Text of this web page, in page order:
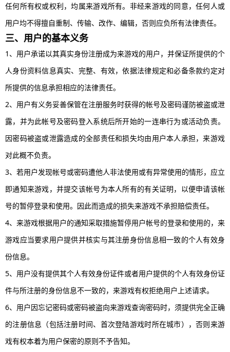
任何所有权或权利，均属来游戏所有。非经来游戏的同意，任何人或
用户均不得擅自重制、传输、改作、编辑，否则应负所有法律责任。
三、用户的基本义务
1、用户承诺以其真实身份注册成为来游戏的用户，并保证所提供的个
人身份资料信息真实、完整、有效，依据法律规定和必备条款约定对
所提供的信息承担相应的法律责任。
2、用户有义务妥善保管在注册服务时获得的帐号及密码谨防被盗或泄
露，并为此帐号及密码登入系统后所开始的一连串行为或活动负责。
因密码被盗或泄露造成的全部责任和损失均由用户本人承担，来游戏
对此概不负责。
3、若用户发现帐号或密码遭他人非法使用或有异常使用的情形，应立
即通知来游戏，并提交该帐号为本人所有的有关证明，以便申请该帐
号的暂停登录和使用。因此而造成的损失来游戏不承担赔偿责任。
4、来游戏根据用户的通知采取措施暂停用户帐号的登录和使用的，来
游戏应当要求用户提供并核实与其注册身份信息相一致的个人有效身
份信息。
5、用户没有提供其个人有效身份证件或者用户提供的个人有效身份证
件与所注册的身份信息不一致的，来游戏有权拒绝用户上述请求。
6、用户因忘记密码或密码被盗向来游戏查询密码时，须提供完全正确
的注册信息（包括注册时间、首次登陆游戏时所在城市），否则来游
戏有权本着为用户保密的原则不予告知。